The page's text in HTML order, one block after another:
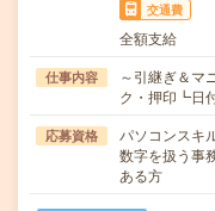
交通費
全額支給
仕事内容
～引継ぎ＆マ
ク・押印┗日
応募資格
パソコンスキ
数字を扱う事
ある方